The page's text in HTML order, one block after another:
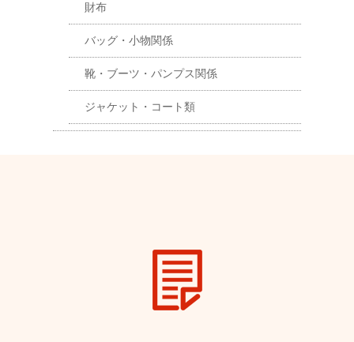
財布
バッグ・小物関係
靴・ブーツ・パンプス関係
ジャケット・コート類